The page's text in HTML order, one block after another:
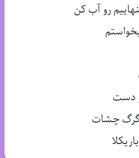
رو آب کن
دست
چشات